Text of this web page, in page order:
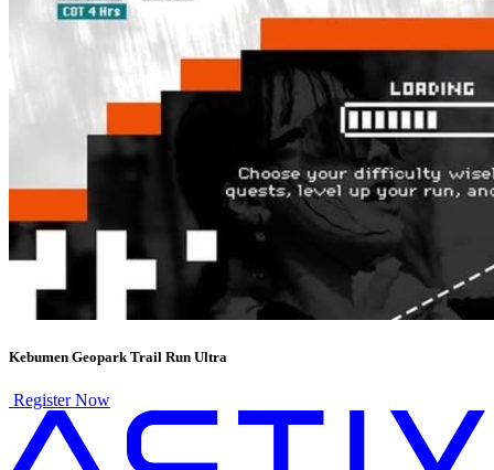
Kebumen Geopark Trail Run Ultra
Register Now